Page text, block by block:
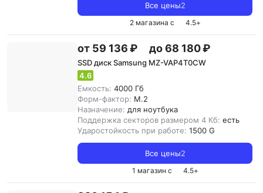
Все цены2
2 магазина с 4.5+
от 59 136 ₽ до 68 180 ₽
SSD диск Samsung MZ-VAP4T0CW
4.6
Емкость: 4000 Гб
Форм-фактор: M.2
Назначение: для ноутбука
Поддержка секторов размером 4 Кб: есть
Ударостойкость при работе: 1500 G
Все цены2
1 магазин с 4.5+